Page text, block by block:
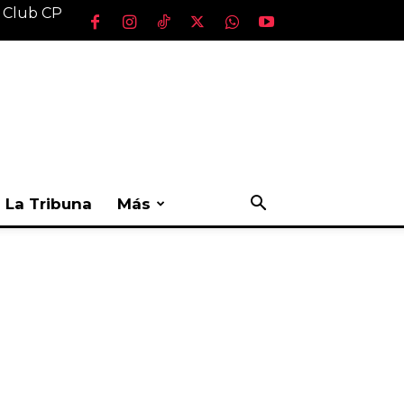
CP
La Tribuna Más